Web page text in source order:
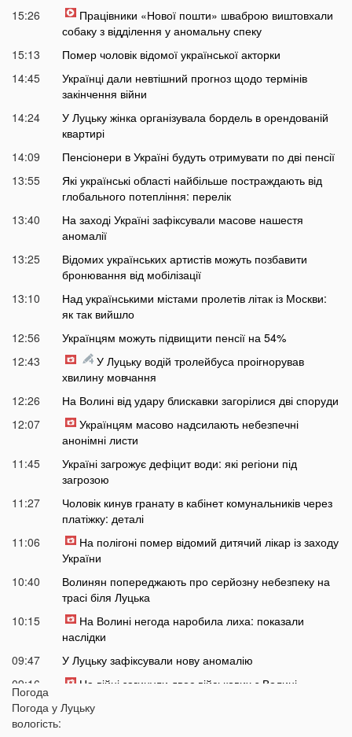
15:26
Працівники «Нової пошти» шваброю виштовхали
собаку з відділення у аномальну спеку
15:13
Помер чоловік відомої української акторки
14:45
Українці дали невтішний прогноз щодо термінів
закінчення війни
14:24
У Луцьку жінка організувала бордель в орендованій
квартирі
14:09
Пенсіонери в Україні будуть отримувати по дві пенсії
13:55
Які українські області найбільше постраждають від
глобального потепління: перелік
13:40
На заході Україні зафіксували масове нашестя
аномалії
13:25
Відомих українських артистів можуть позбавити
бронювання від мобілізації
13:10
Над українськими містами пролетів літак із Москви:
як так вийшло
12:56
Українцям можуть підвищити пенсії на 54%
12:43
У Луцьку водій тролейбуса проігнорував
хвилину мовчання
12:26
На Волині від удару блискавки загорілися дві споруди
12:07
Українцям масово надсилають небезпечні
анонімні листи
11:45
Україні загрожує дефіцит води: які регіони під
загрозою
11:27
Чоловік кинув гранату в кабінет комунальників через
платіжку: деталі
11:06
На полігоні помер відомий дитячий лікар із заходу
України
10:40
Волинян попереджають про серйозну небезпеку на
трасі біля Луцька
10:15
На Волині негода наробила лиха: показали
наслідки
09:47
У Луцьку зафіксували нову аномалію
09:16
На війні загинули двоє військових з Волині
06 СЕРПНЯ
Погода
Погода у Луцьку
вологість: